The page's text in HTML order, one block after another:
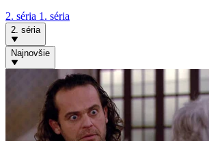
2. séria 1. séria
2. séria
Najnovšie